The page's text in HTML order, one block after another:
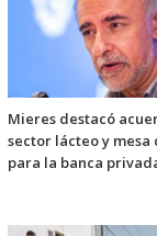
Mieres destacó
sector lácteo y
para la banca